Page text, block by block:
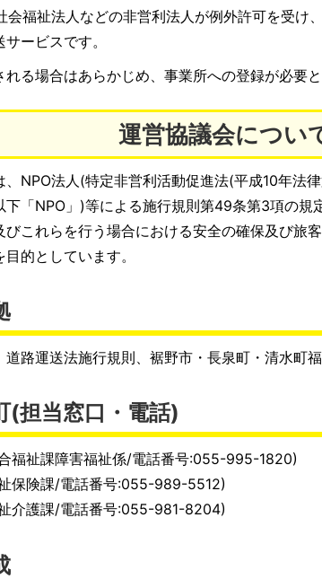
会福祉法人などの非営利法人が例外許可を受け
ービスです。
れる場合はあらかじめ、事業所への登録が必要と
運営協議会につい
、NPO法人(特定非営利活動促進法(平成10年法
下「NPO」)等による施行規則第49条第3項の規
びこれらを行う場合における安全の確保及び旅
的としています。
道路運送法施行規則、裾野市・長泉町・清水町
(担当窓口・電話)
福祉課障害福祉係/電話番号:055-995-1820)
保険課/電話番号:055-989-5512)
介護課/電話番号:055-981-8204)